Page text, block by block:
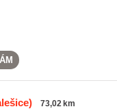
73,02 km